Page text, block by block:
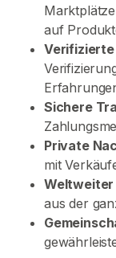
auf
Sichere
Private
mit
aus der